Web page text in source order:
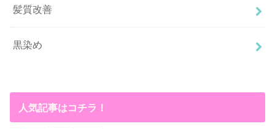
髪質改善
黒染め
人気記事はコチラ！